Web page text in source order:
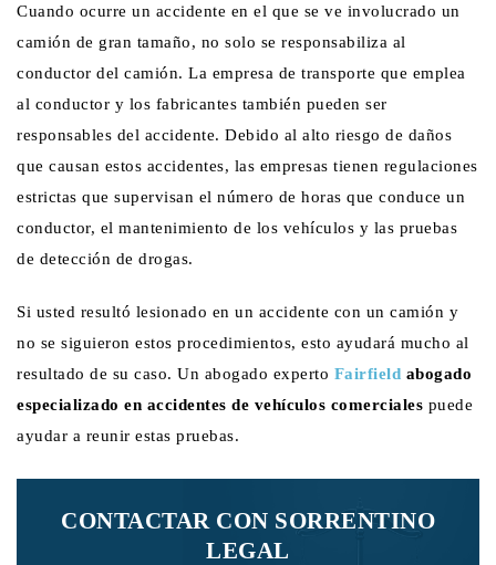
Cuando ocurre un accidente en el que se ve involucrado un
camión de gran tamaño, no solo se responsabiliza al
conductor del camión. La empresa de transporte que emplea
al conductor y los fabricantes también pueden ser
responsables del accidente. Debido al alto riesgo de daños
que causan estos accidentes, las empresas tienen regulaciones
estrictas que supervisan el número de horas que conduce un
conductor, el mantenimiento de los vehículos y las pruebas
de detección de drogas.
Si usted resultó lesionado en un accidente con un camión y
no se siguieron estos procedimientos, esto ayudará mucho al
resultado de su caso. Un abogado experto Fairfield abogado
especializado en accidentes de vehículos comerciales puede
ayudar a reunir estas pruebas.
CONTACTAR CON SORRENTINO
LEGAL